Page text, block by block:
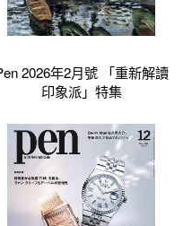
2026年2月號 「重新解讀
印象派」特集